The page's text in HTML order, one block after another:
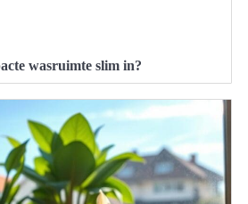
wasruimte slim in?